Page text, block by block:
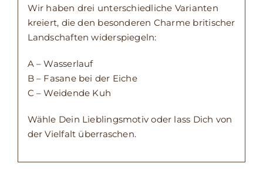
Wir haben drei unterschiedliche Varianten
kreiert, die den besonderen Charme britischer
Landschaften widerspiegeln:
A – Wasserlauf
B – Fasane bei der Eiche
C – Weidende Kuh
Wähle Dein Lieblingsmotiv oder lass Dich von
der Vielfalt überraschen.